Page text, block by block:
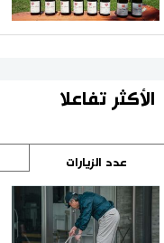
الأكثر تفاعلا
عدد الزيارات